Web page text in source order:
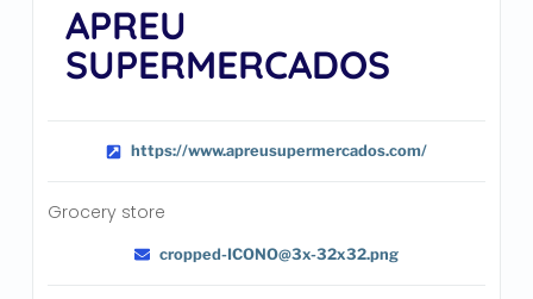
APREU
SUPERMERCADOS
https://www.apreusupermercados.com/
Grocery store
cropped-ICONO@3x-32x32.png